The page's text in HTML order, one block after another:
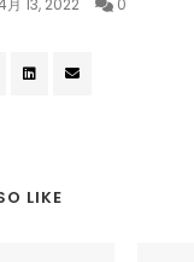
月 13, 2022 0
LIKE